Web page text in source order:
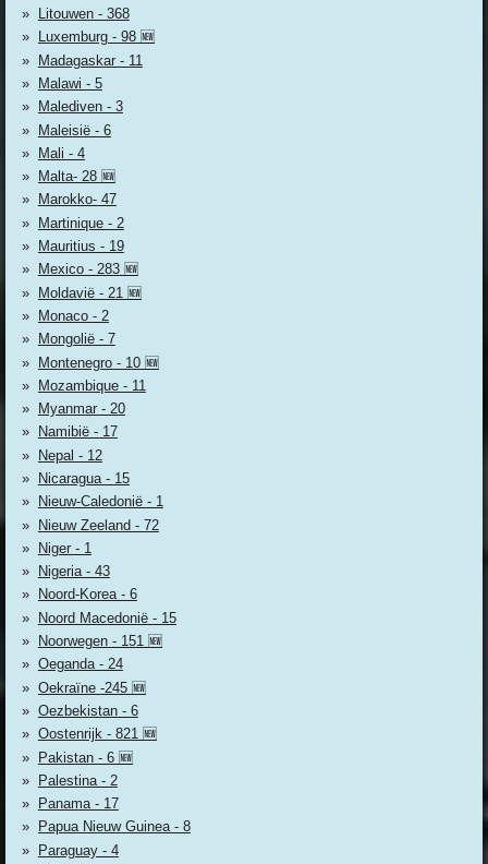
Litouwen - 368
Luxemburg - 98 🆕
Madagaskar - 11
Malawi - 5
Malediven - 3
Maleisië - 6
Mali - 4
Malta- 28 🆕
Marokko- 47
Martinique - 2
Mauritius - 19
Mexico - 283 🆕
Moldavië - 21 🆕
Monaco - 2
Mongolië - 7
Montenegro - 10 🆕
Mozambique - 11
Myanmar - 20
Namibië - 17
Nepal - 12
Nicaragua - 15
Nieuw-Caledonië - 1
Nieuw Zeeland - 72
Niger - 1
Nigeria - 43
Noord-Korea - 6
Noord Macedonië - 15
Noorwegen - 151 🆕
Oeganda - 24
Oekraïne -245 🆕
Oezbekistan - 6
Oostenrijk - 821 🆕
Pakistan - 6 🆕
Palestina - 2
Panama - 17
Papua Nieuw Guinea - 8
Paraguay - 4